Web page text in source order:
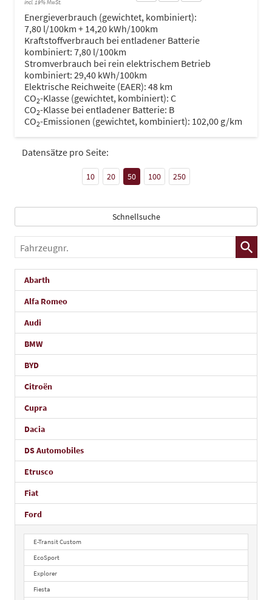
incl. 19% MwSt.
Energieverbrauch (gewichtet, kombiniert):
7,80 l/100km + 14,20 kWh/100km
Kraftstoffverbrauch bei entladener Batterie
kombiniert: 7,80 l/100km
Stromverbrauch bei rein elektrischem Betrieb
kombiniert: 29,40 kWh/100km
Elektrische Reichweite (EAER): 48 km
CO2-Klasse (gewichtet, kombiniert): C
CO2-Klasse bei entladener Batterie: B
CO2-Emissionen (gewichtet, kombiniert): 102,00 g/km
Datensätze pro Seite:
10 20 50 100 250
Schnellsuche
Fahrzeugnr.
Abarth
Alfa Romeo
Audi
BMW
BYD
Citroën
Cupra
Dacia
DS Automobiles
Etrusco
Fiat
Ford
E-Transit Custom
EcoSport
Explorer
Fiesta